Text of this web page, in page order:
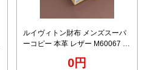
ルイヴィトン財布 メンズスーパ
ーコピー 本革 レザー M60067 小
0円